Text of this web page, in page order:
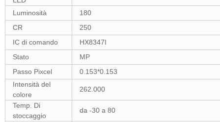
Luminosità
180
CR
250
IC di comando
HX8347I
Stato
MP
Passo Pixcel
0.153*0.153
Intensità del
colore
262.000
Temp. Di
stoccaggio
da -30 a 80